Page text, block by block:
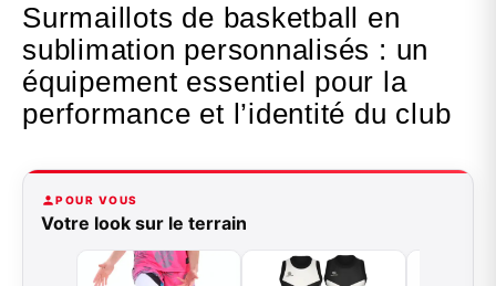
Surmaillots de basketball en
sublimation personnalisés : un
équipement essentiel pour la
performance et l’identité du club
POUR VOUS
Votre look sur le terrain